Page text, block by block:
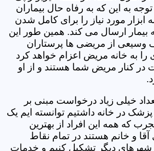
به این که به رفاه حال بیماران
مورد نیاز را برای کامل شدن
بیمار ارسال می کند. همین طور این
از مریضی ها پرستاران
را به خانه مریض اعزام خواهد کرد
در کنار مریض شما هستند و از او
خیلی زیاد درخواست مبنی بر
پزشک در خانه داشتیم توانسته ایم یک
که همه این افراد از بهترین
و خانم هستند در تمام نقاط
دیگر تشکیل کنیم و خدمات